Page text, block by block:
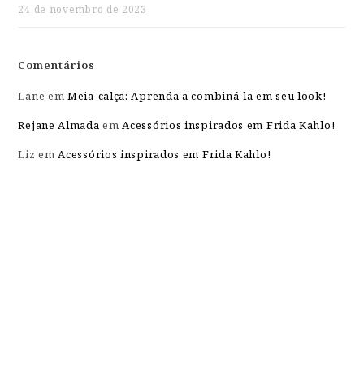
24 de novembro de 2023
Comentários
Lane emMeia-calça: Aprenda a combiná-la em seu look!
Rejane Almada emAcessórios inspirados em Frida Kahlo!
Liz emAcessórios inspirados em Frida Kahlo!